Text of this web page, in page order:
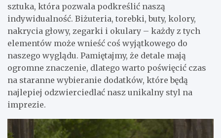
sztuka, która pozwala podkreślić naszą
indywidualność. Biżuteria, torebki, buty, kolory,
nakrycia głowy, zegarki i okulary – każdy z tych
elementów może wnieść coś wyjątkowego do
naszego wyglądu. Pamiętajmy, że detale mają
ogromne znaczenie, dlatego warto poświęcić czas
na staranne wybieranie dodatków, które będą
najlepiej odzwierciedlać nasz unikalny styl na
imprezie.